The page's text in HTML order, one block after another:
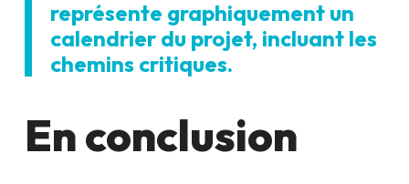
représente graphiquement un
calendrier du projet, incluant les
chemins critiques.
En conclusion